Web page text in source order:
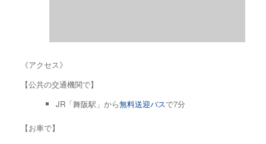
《アクセス》
【公共の交通機関で】
JR「舞阪駅」から無料送迎バスで7分
【お車で】